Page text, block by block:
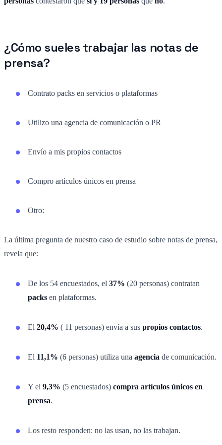
¿Cómo sueles trabajar las notas de
prensa?
Contrato packs en servicios o plataformas
Utilizo una agencia de comunicación o PR
Envío a mis propios contactos
Compro artículos únicos en prensa
Otro:
La última pregunta de nuestro caso de estudio sobre notas de prensa,
revela que:
De los 54 encuestados, el 37% (20 personas) contratan
packs en plataformas.
El 20,4% ( 11 personas) envía a sus propios contactos.
El 11,1% (6 personas) utiliza una agencia de comunicación.
Y el 9,3% (5 encuestados) compra artículos únicos en
prensa.
Los resto responden: no las usan, no las trabajan.